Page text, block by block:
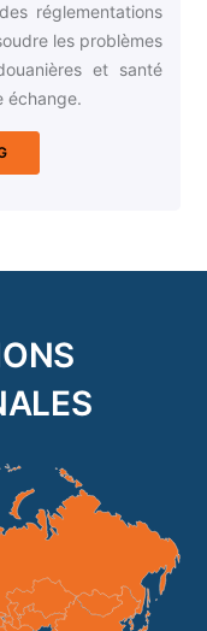
réglementations
les problèmes
et santé
échange.